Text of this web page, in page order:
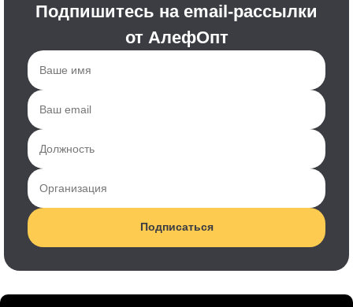
Подпишитесь на email-рассылки
от АлефОпт
Подписаться